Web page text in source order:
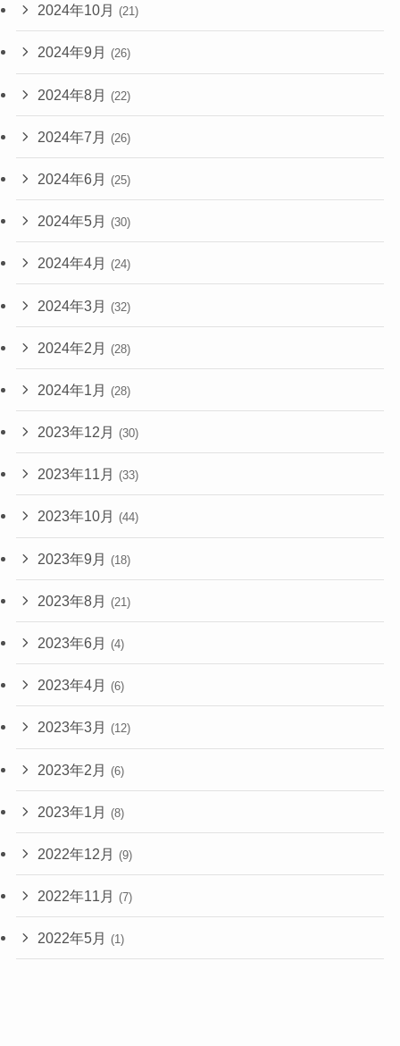
2024年10月 (21)
2024年9月 (26)
2024年8月 (22)
2024年7月 (26)
2024年6月 (25)
2024年5月 (30)
2024年4月 (24)
2024年3月 (32)
2024年2月 (28)
2024年1月 (28)
2023年12月 (30)
2023年11月 (33)
2023年10月 (44)
2023年9月 (18)
2023年8月 (21)
2023年6月 (4)
2023年4月 (6)
2023年3月 (12)
2023年2月 (6)
2023年1月 (8)
2022年12月 (9)
2022年11月 (7)
2022年5月 (1)